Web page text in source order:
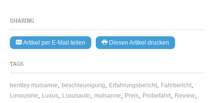
SHARING
Artikel per E-Mail teilen Diesen Artikel drucken
TAGS
bentley mulsanne beschleunigung Erfahrungsbericht Fahrbericht
Limousine Luxus Luxusauto mulsanne Preis Probefahrt Review